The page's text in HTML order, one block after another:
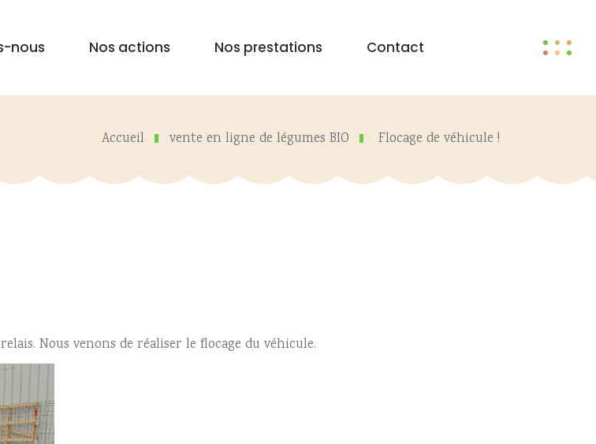
nous Nos actions Nos prestations Contact
Accueil vente en ligne de légumes BIO Flocage de véhicule !
Nous venons de réaliser le flocage du véhicule.